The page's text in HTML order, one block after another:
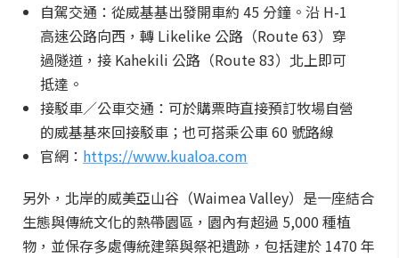
自駕交通：從威基基出發開車約 45 分鐘。沿 H-1
高速公路向西，轉 Likelike 公路（Route 63）穿
過隧道，接 Kahekili 公路（Route 83）北上即可
抵達。
接駁車／公車交通：可於購票時直接預訂牧場自營
的威基基來回接駁車；也可搭乘公車 60 號路線
官網： https://www.kualoa.com
另外，北岸的威美亞山谷（Waimea Valley）是一座結合
生態與傳統文化的熱帶園區，園內有超過 5,000 種植
物，並保存多處傳統建築與祭祀遺跡，包括建於 1470 年